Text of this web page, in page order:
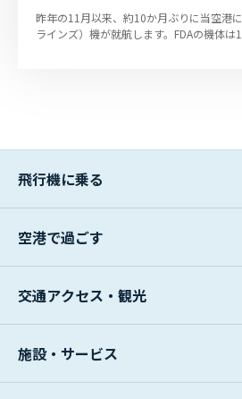
昨年の11月以来、約10か月ぶりに当空港
ラインズ）機が就航します。FDAの機体
飛行機に乗る
空港で過ごす
交通アクセス・観光
施設・サービス